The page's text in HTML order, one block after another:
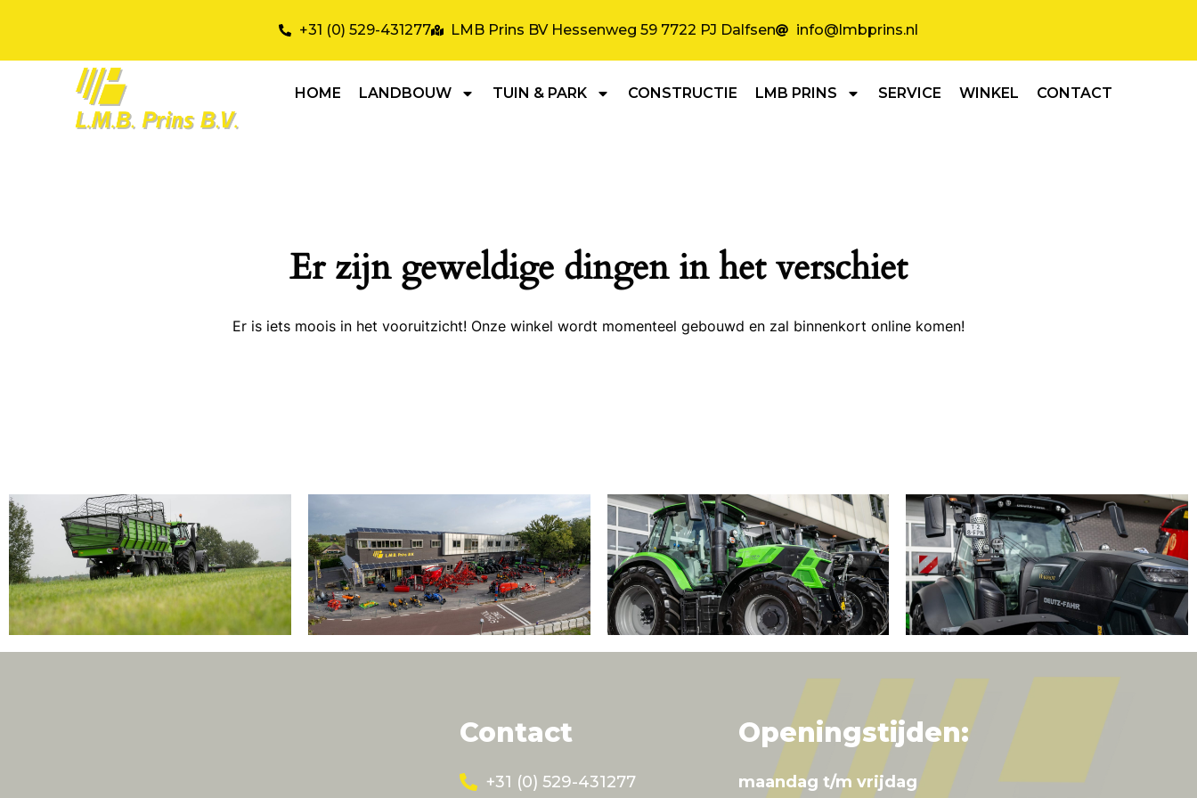
+31 (0) 529-431277 LMB Prins BV Hessenweg 59 7722 PJ Dalfsen info@lmbprins.nl
HOME LANDBOUW TUIN & PARK CONSTRUCTIE LMB PRINS SERVICE WINKEL CONTACT
Er zijn geweldige dingen in het verschiet
Er is iets moois in het vooruitzicht! Onze winkel wordt momenteel gebouwd en zal binnenkort online komen!
Contact
+31 (0) 529-431277
Openingstijden:
maandag t/m vrijdag